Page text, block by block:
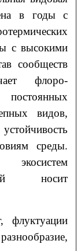
в годы с
с высокими
сообществ
флоро-
видов,
среды.
носит
флуктуации